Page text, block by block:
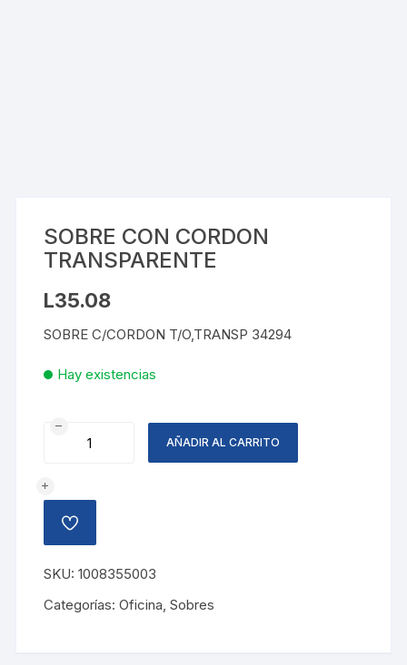
SOBRE CON CORDON
TRANSPARENTE
L35.08
SOBRE C/CORDON T/O,TRANSP 34294
Hay existencias
SOBRE
TRANSPARENTE
cantidad
AÑADIR AL CARRITO
AÑADIR
A
LISTA
DE
DESEOS
SKU:1008355003
Categorías:Oficina,Sobres